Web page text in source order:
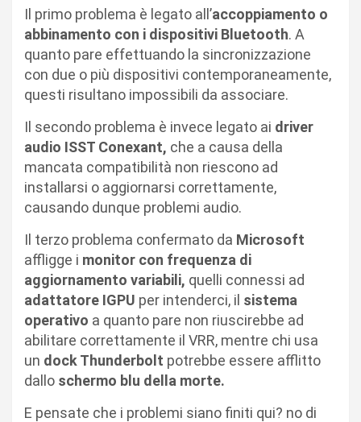
Il primo problema è legato all’accoppiamento o
abbinamento con i dispositivi Bluetooth. A
quanto pare effettuando la sincronizzazione
con due o più dispositivi contemporaneamente,
questi risultano impossibili da associare.
Il secondo problema è invece legato ai driver
audio ISST Conexant, che a causa della
mancata compatibilità non riescono ad
installarsi o aggiornarsi correttamente,
causando dunque problemi audio.
Il terzo problema confermato da Microsoft
affligge i monitor con frequenza di
aggiornamento variabili, quelli connessi ad
adattatore IGPU per intenderci, il sistema
operativo a quanto pare non riuscirebbe ad
abilitare correttamente il VRR, mentre chi usa
un dock Thunderbolt potrebbe essere afflitto
dallo schermo blu della morte.
E pensate che i problemi siano finiti qui? no di